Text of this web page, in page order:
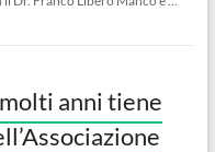
anni tiene